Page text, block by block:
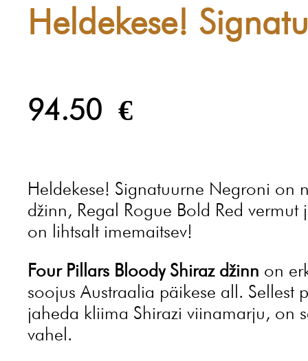
Heldekese!
94.50 €
Heldekese! Signatuurne Negroni on
džinn, Regal Rogue Bold Red
on lihtsalt imemaitsev!
Four Pillars Bloody Shiraz džinn on
soojus Austraalia päikese all. Sellest
jaheda kliima Shirazi viinamarju, on
vahel.